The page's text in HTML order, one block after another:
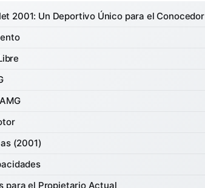
2001: Un Deportivo Único para el Conocedor
(2001)
para el Propietario Actual